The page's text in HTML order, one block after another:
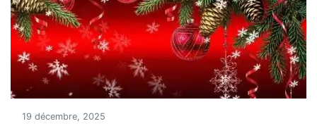
19 décembre, 2025